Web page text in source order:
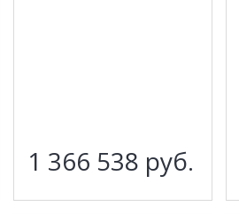
1 366 538 руб.